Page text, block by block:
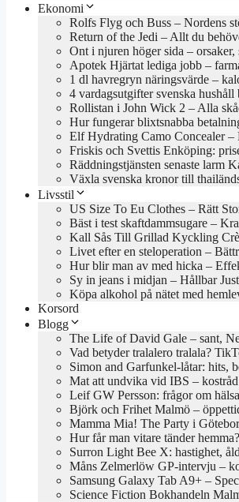
Ekonomi
Rolfs Flyg och Buss – Nordens
Return of the Jedi – Allt du
Ont i njuren höger sida –
Apotek Hjärtat lediga jobb –
1 dl havregryn näringsvärde –
4 vardagsutgifter svenska
Rollistan i John Wick 2 – Alla
Hur fungerar blixtsnabba
Elf Hydrating Camo Concealer –
Friskis och Svettis Enköping:
Räddningstjänsten senaste larm
Växla svenska kronor till
Livsstil
US Size To Eu Clothes – Rätt
Bäst i test skaftdammsugare –
Kall Sås Till Grillad Kyckling
Livet efter en steloperation –
Hur blir man av med hicka –
Sy in jeans i midjan – Hållbar
Köpa alkohol på nätet med
Korsord
Blogg
The Life of David Gale – sant,
Vad betyder tralalero tralala?
Simon and Garfunkel-låtar: hits,
Mat att undvika vid IBS –
Leif GW Persson: frågor om
Björk och Frihet Malmö –
Mamma Mia! The Party i
Hur får man vitare tänder
Surron Light Bee X: hastighet,
Måns Zelmerlöw GP-intervju –
Samsung Galaxy Tab A9+ –
Science Fiction Bokhandeln